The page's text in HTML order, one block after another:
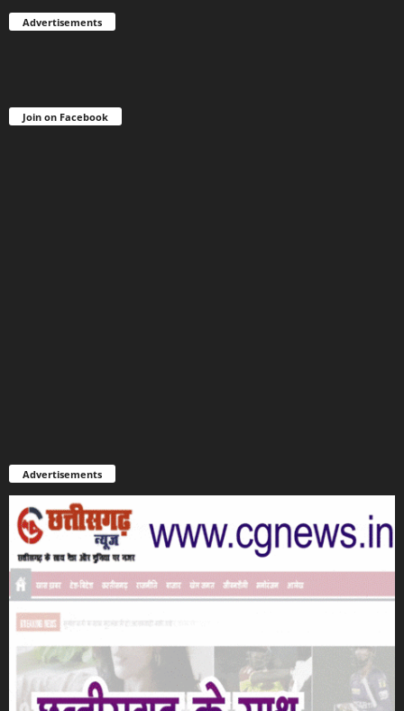
Advertisements
Join on Facebook
Advertisements